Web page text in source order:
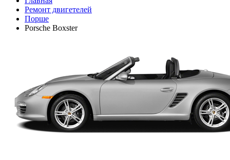
Ремонт двигетелей
Порше
Porsche Boxster